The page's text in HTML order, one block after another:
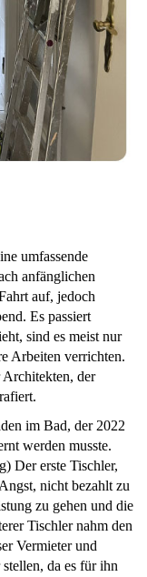
umfassende
anfänglichen
auf, jedoch
Es passiert
sind es meist nur
Arbeiten verrichten.
Architekten, der
im Bad, der 2022
werden musste.
Der erste Tischler,
nicht bezahlt zu
zu gehen und die
Tischler nahm den
Vermieter und
da es für ihn